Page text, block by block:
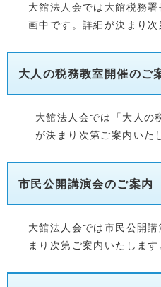
大館法人会では大館税務
画中です。詳細が決まり次
大人の税務教室開催のご
大館法人会では「大人の
が決まり次第ご案内いた
市民公開講演会のご案内
大館法人会では市民公開
まり次第ご案内いたします